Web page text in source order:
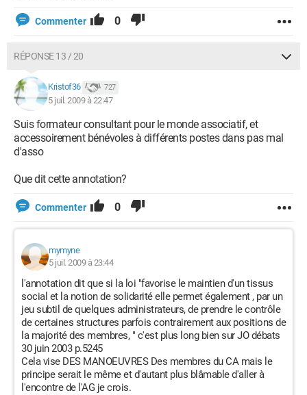
Commenter 0
RÉPONSE 13 / 20
Kristof36 727
5 juil. 2009 à 22:47
Suis formateur consultant pour le monde associatif, et
accessoirement bénévoles à différents postes dans pas mal
d'asso
Que dit cette annotation?
Commenter 0
mymyne
5 juil. 2009 à 23:44
l'annotation dit que si la loi "favorise le maintien d'un tissus
social et la notion de solidarité elle permet également , par un
jeu subtil de quelques administrateurs, de prendre le contrôle
de certaines structures parfois contrairement aux positions de
la majorité des membres, " c'est plus long bien sur JO débats
30 juin 2003 p.5245
Cela vise DES MANOEUVRES Des membres du CA mais le
principe serait le même et d'autant plus blâmable d'aller à
l'encontre de l'AG je crois.